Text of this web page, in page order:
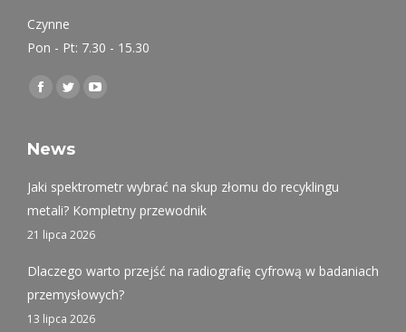
Czynne
Pon - Pt: 7.30 - 15.30
Find us on:
Facebook
opens
new
window
Twitter
opens
new
window
YouTube
new
window
News
Jaki spektrometr wybrać na skup złomu do recyklingu
metali? Kompletny przewodnik
21 lipca 2026
Dlaczego warto przejść na radiografię cyfrową w badaniach
przemysłowych?
13 lipca 2026